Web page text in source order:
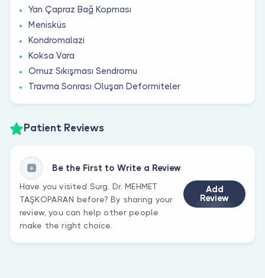
Yan Çapraz Bağ Kopması
Menisküs
Kondromalazi
Koksa Vara
Omuz Sıkışması Sendromu
Travma Sonrası Oluşan Deformiteler
Patient Reviews
Be the First to Write a Review
Have you visited Surg. Dr. MEHMET
TAŞKOPARAN before? By sharing your
review, you can help other people
make the right choice.
Add
Review